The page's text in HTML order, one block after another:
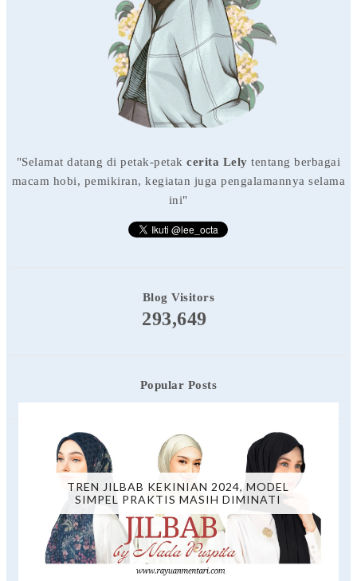
"Selamat datang di petak-petakcerita Lely tentang berbagai
macam hobi, pemikiran, kegiatan juga pengalamannya selama
ini"
Blog Visitors
293,649
Popular Posts
TREN JILBAB KEKINIAN 2024, MODEL
SIMPEL PRAKTIS MASIH DIMINATI